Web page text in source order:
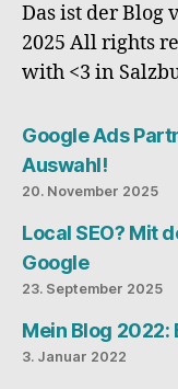
Das ist der Blog
2025 All rights
with <3 in
Google Ads
Auswahl!
20. November 2025
Local SEO? Mit
Google
23. September 2025
Mein Blog 2022:
3. Januar 2022